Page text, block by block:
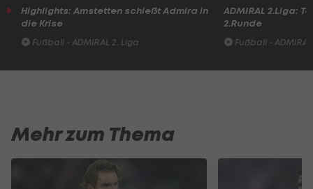
Highlights: Amstetten schießt Admira in
die Krise
Fußball - ADMIRAL 2. Liga
ADMIRAL 2.Liga:
2.Runde
Fußball -
Mehr zum Thema